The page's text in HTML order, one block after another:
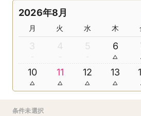
2026年8月
月 火 水 木
3 4 5 6
10 11 12 13
条件未選択